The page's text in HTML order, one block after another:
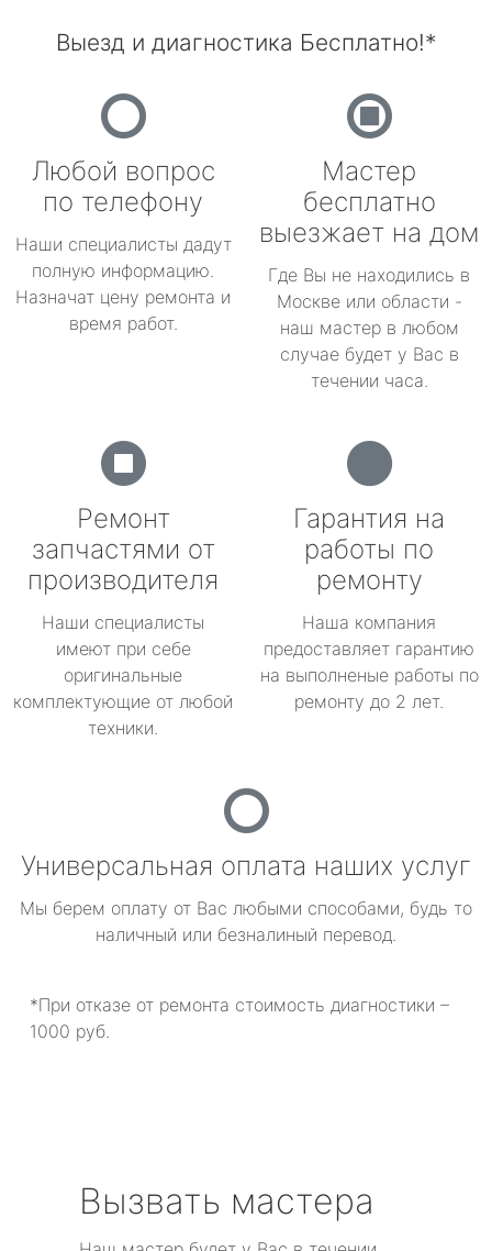
Выезд и диагностика Бесплатно!*
Любой вопрос
по телефону
Наши специалисты дадут
полную информацию.
Назначат цену ремонта и
время работ.
Мастер
бесплатно
выезжает на дом
Где Вы не находились в
Москве или области -
наш мастер в любом
случае будет у Вас в
течении часа.
Ремонт
запчастями от
производителя
Наши специалисты
имеют при себе
оригинальные
комплектующие от любой
техники.
Гарантия на
работы по
ремонту
Наша компания
предоставляет гарантию
на выполненые работы по
ремонту до 2 лет.
Универсальная оплата наших услуг
Мы берем оплату от Вас любыми способами, будь то
наличный или безналиный перевод.
*При отказе от ремонта стоимость диагностики –
1000 руб.
Вызвать мастера